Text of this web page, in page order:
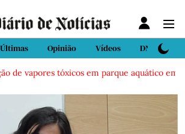
Últimas Opinião Vídeos DN Sport
vapores tóxicos em parque aquático em